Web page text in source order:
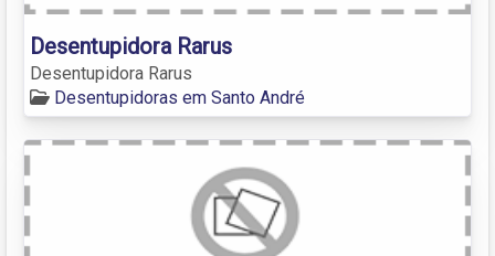
Desentupidora Rarus
Desentupidora Rarus
Desentupidoras em Santo André